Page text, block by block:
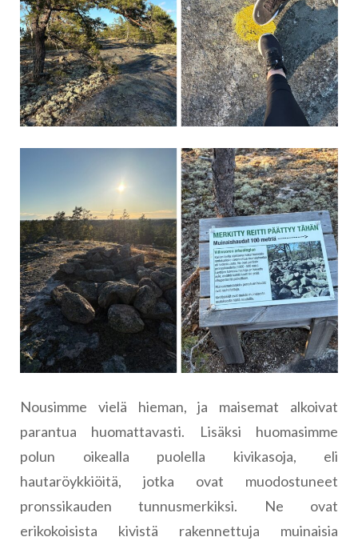
Nousimme vielä hieman, ja maisemat alkoivat
parantua huomattavasti. Lisäksi huomasimme
polun oikealla puolella kivikasoja, eli
hautaröykkiöitä, jotka ovat muodostuneet
pronssikauden tunnusmerkiksi. Ne ovat
erikokoisista kivistä rakennettuja muinaisia